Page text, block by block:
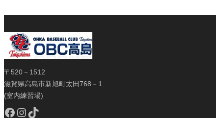
〒520－1512
滋賀県高島市新旭町太田768－1
(室内練習場)
Facebook Instagram TikTok